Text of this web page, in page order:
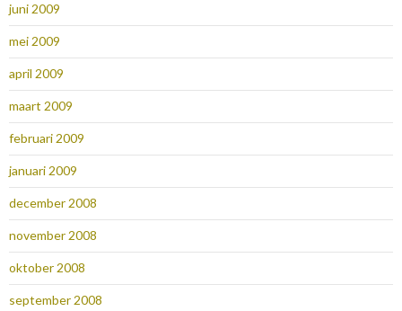
juni 2009
mei 2009
april 2009
maart 2009
februari 2009
januari 2009
december 2008
november 2008
oktober 2008
september 2008